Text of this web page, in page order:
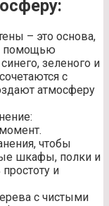
– это основа,
помощью
зеленого и
с
атмосферу
чтобы
шкафы, полки и
и
с чистыми